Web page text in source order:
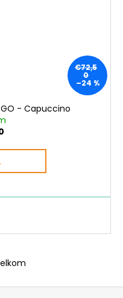
€72,5
0
–24 %
GO - Capuccino